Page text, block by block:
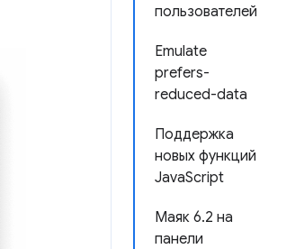
пользователей
Emulate
prefers-
reduced-data
Поддержка
новых функций
JavaScript
Маяк 6.2 на
панели